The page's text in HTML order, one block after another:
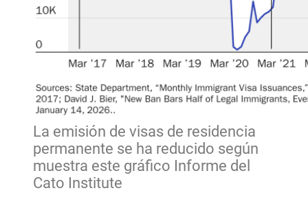
La emisión de visas de residencia
permanente se ha reducido según
muestra este gráfico Informe del
Cato Institute